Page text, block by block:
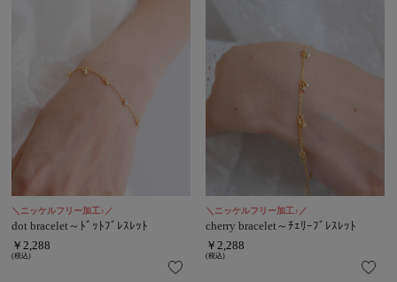
＼ニッケルフリー加工♪／
dot bracelet～ﾄﾞｯﾄﾌﾞﾚｽﾚｯﾄ
￥2,288
(税込)
＼ニッケルフリー加工♪／
cherry bracelet～ﾁｪﾘｰﾌﾞﾚｽﾚｯﾄ
￥2,288
(税込)